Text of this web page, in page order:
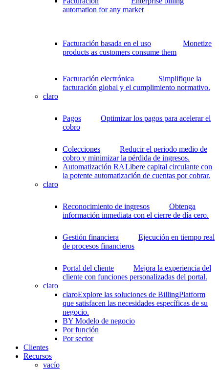
automation for any market
Facturación basada en el uso
Monetize
products as customers consume them
Facturación electrónica
Simplifique la
facturación global y el cumplimiento normativo.
claro
Pagos
Optimizar los pagos para acelerar el
cobro
Colecciones
Reducir el periodo medio de
cobro y minimizar la pérdida de ingresos.
Automatización RALibere capital circulante con
la potente automatización de cuentas por cobrar.
claro
Reconocimiento de ingresos
Obtenga
información inmediata con el cierre de día cero.
Gestión financiera
Ejecución en tiempo real
de procesos financieros
Portal del cliente
Mejora la experiencia del
cliente con funciones personalizadas del portal.
claro
claroExplore las soluciones de BillingPlatform
que satisfacen las necesidades específicas de su
negocio.
BY Modelo de negocio
Por función
Por sector
Clientes
Recursos
vacío